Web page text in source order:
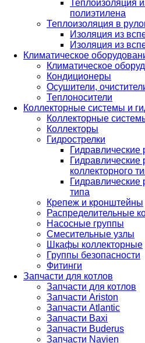
Теплоизоляция
полиэтилена
Теплоизоляция в
Изоляция из
Изоляция из
Климатическое
Климатическое
Кондиционеры
Осушители,
Теплоносители
Коллекторные системы и
Коллекторные
Коллекторы
Гидрострелки
Гидравлические
Гидравлические
коллекторного
Гидравлические
типа
Крепеж и кронштейны
Распределительные
Насосные группы
Смесительные узлы
Шкафы коллекторные
Группы безопасности
Фитинги
Запчасти для котлов
Запчасти для котлов
Запчасти Ariston
Запчасти Atlantic
Запчасти Baxi
Запчасти Buderus
Запчасти Navien